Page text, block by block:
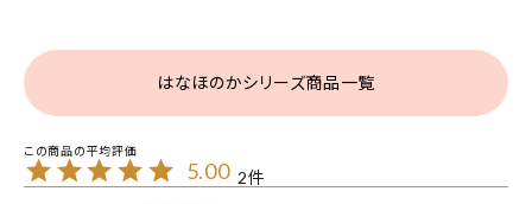
はなほのかシリーズ商品一覧
5.00 2